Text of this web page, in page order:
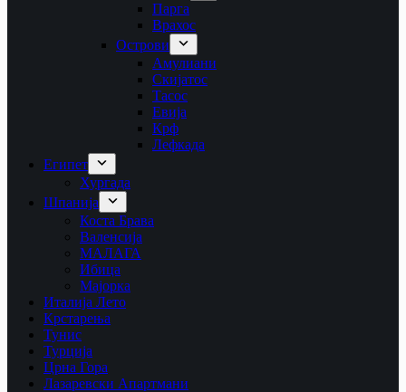
Парга
Врахос
Острови
Амулиани
Скијатос
Тасос
Евија
Крф
Лефкада
Египет
Хургада
Шпанија
Коста Брава
Валенсија
МАЛАГА
Ибица
Мајорка
Италија Лето
Крстарења
Тунис
Турција
Црна Гора
Лазаревски Апартмани